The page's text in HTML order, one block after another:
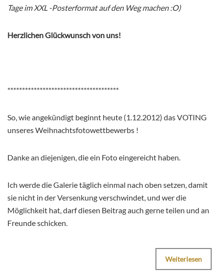
Tage im XXL -Posterformat auf den Weg machen :O)
Herzlichen Glückwunsch von uns!
**************************************
So, wie angekündigt beginnt heute (1.12.2012) das VOTING
unseres Weihnachtsfotowettbewerbs !
Danke an diejenigen, die ein Foto eingereicht haben.
Ich werde die Galerie täglich einmal nach oben setzen, damit
sie nicht in der Versenkung verschwindet, und wer die
Möglichkeit hat, darf diesen Beitrag auch gerne teilen und an
Freunde schicken.
Weiterlesen